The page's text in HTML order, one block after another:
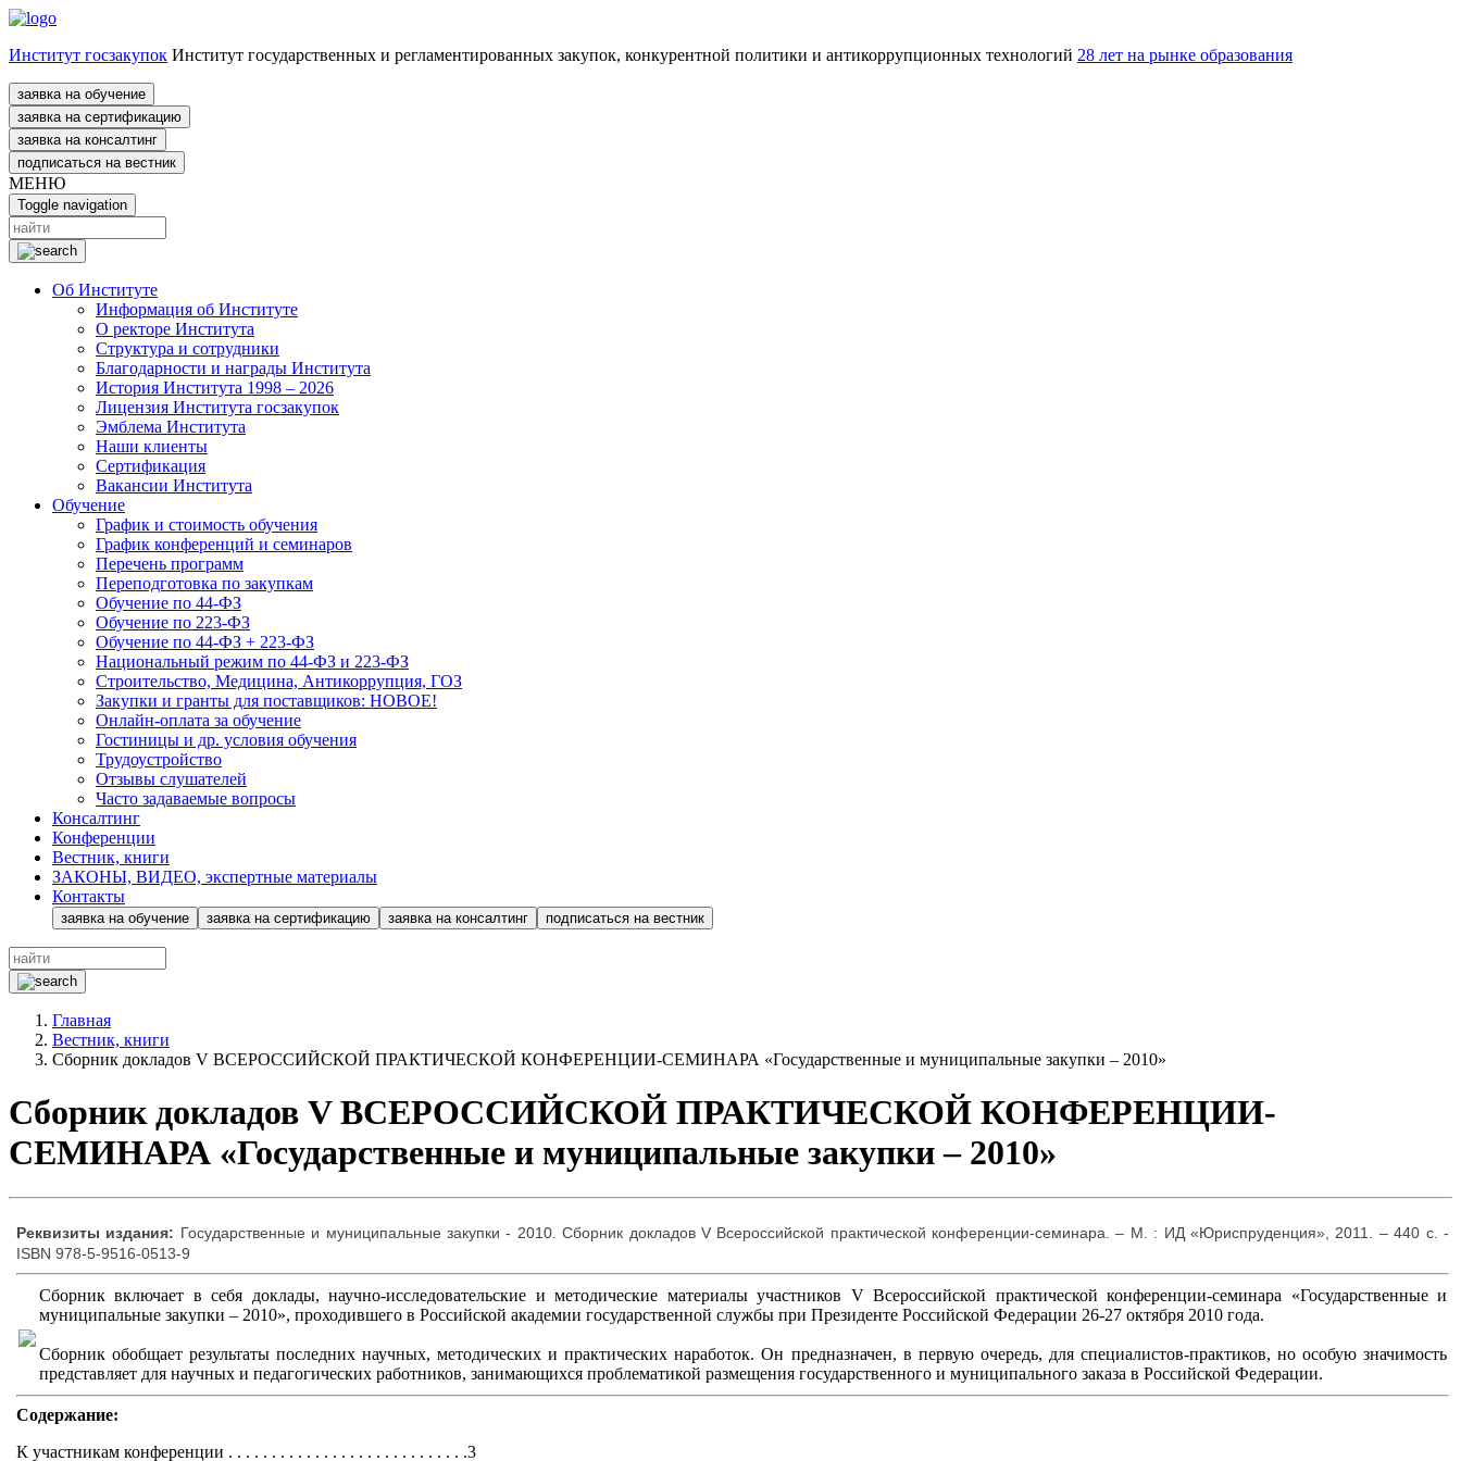
Институт госзакупок Институт государственных и регламентированных закупок, конкурентной политики и антикоррупционных технологий 28 лет на рынке образования
заявка на обучение
заявка на сертификацию
заявка на консалтинг
подписаться на вестник
МЕНЮ
Toggle navigation
Об Институте
Информация об Институте
О ректоре Института
Структура и сотрудники
Благодарности и награды Института
История Института 1998 – 2026
Лицензия Института госзакупок
Эмблема Института
Наши клиенты
Сертификация
Вакансии Института
Обучение
График и стоимость обучения
График конференций и семинаров
Перечень программ
Переподготовка по закупкам
Обучение по 44-ФЗ
Обучение по 223-ФЗ
Обучение по 44-ФЗ + 223-ФЗ
Национальный режим по 44-ФЗ и 223-ФЗ
Строительство, Медицина, Антикоррупция, ГОЗ
Закупки и гранты для поставщиков: НОВОЕ!
Онлайн-оплата за обучение
Гостиницы и др. условия обучения
Трудоустройство
Отзывы слушателей
Часто задаваемые вопросы
Консалтинг
Конференции
Вестник, книги
ЗАКОНЫ, ВИДЕО, экспертные материалы
Контакты
заявка на обучение заявка на сертификацию заявка на консалтинг подписаться на вестник
Главная
Вестник, книги
Сборник докладов V ВСЕРОССИЙСКОЙ ПРАКТИЧЕСКОЙ КОНФЕРЕНЦИИ-СЕМИНАРА «Государственные и муниципальные закупки – 2010»
Сборник докладов V ВСЕРОССИЙСКОЙ ПРАКТИЧЕСКОЙ КОНФЕРЕНЦИИ-
СЕМИНАРА «Государственные и муниципальные закупки – 2010»
Реквизиты издания: Государственные и муниципальные закупки - 2010. Сборник докладов V Всероссийской практической конференции-семинара. – М. : ИД «Юриспруденция», 2011. – 440 с. -
ISBN 978-5-9516-0513-9
Сборник включает в себя доклады, научно-исследовательские и методические материалы участников V Всероссийской практической конференции-семинара «Государственные и
муниципальные закупки – 2010», проходившего в Российской академии государственной службы при Президенте Российской Федерации 26-27 октября 2010 года.
Сборник обобщает результаты последних научных, методических и практических наработок. Он предназначен, в первую очередь, для специалистов-практиков, но особую значимость
представляет для научных и педагогических работников, занимающихся проблематикой размещения государственного и муниципального заказа в Российской Федерации.
Cодержание:
К участникам конференции . . . . . . . . . . . . . . . . . . . . . . . . . . . .3